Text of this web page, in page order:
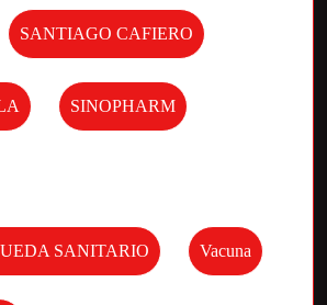
SANTIAGO CAFIERO
SINOPHARM
SANITARIO Vacuna